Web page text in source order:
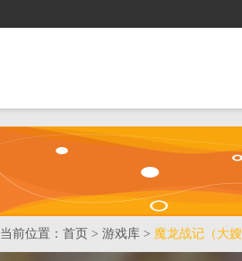
当前位置： 首页 > 游戏库 > 魔龙战记（大